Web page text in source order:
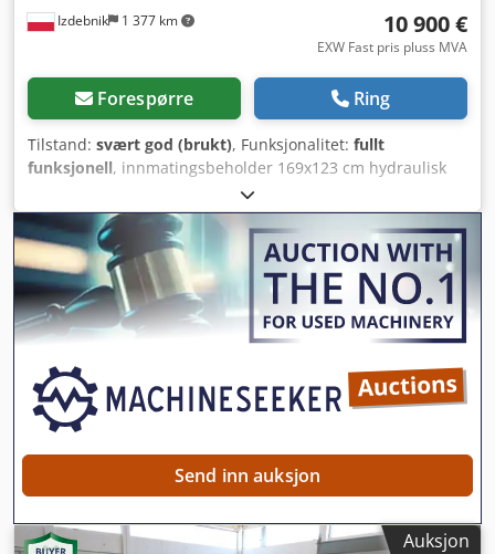
Izdebnik 1 377 km 10 900 €
EXW Fast pris pluss MVA
Forespørre Ring
Tilstand: svært god (brukt), Funksjonalitet: fullt
funksjonell, innmatingsbeholder 169x123 cm hydraulisk
trykkeskuff styring fra kontrollpanel Dkjdpfx Asy Sgd Tjk Eer
motoreffekt 15 kW akslingebredde 600 mm
Send inn auksjon
Auksjon